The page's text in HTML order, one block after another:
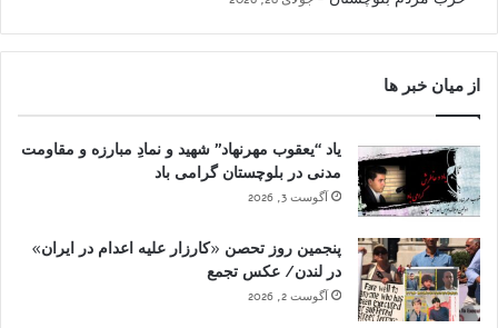
از میان خبر ها
یاد “یعقوب مهرنهاد” شهید و نمادِ مبارزه و مقاومت
مدنی در بلوچستان گرامی باد
آگوست 3, 2026
پنجمین روز تحصن «کارزار علیه اعدام در ایران»
در لندن/ عکس تجمع
آگوست 2, 2026